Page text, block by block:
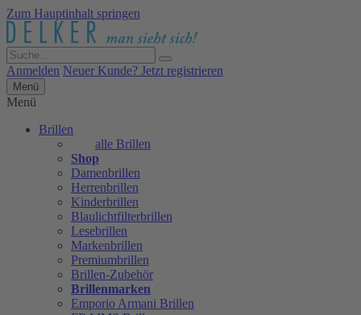
Zum Hauptinhalt springen
Anmelden Neuer Kunde? Jetzt registrieren
Menü
Menü
Brillen
alle Brillen
Shop
Damenbrillen
Herrenbrillen
Kinderbrillen
Blaulichtfilterbrillen
Lesebrillen
Markenbrillen
Premiumbrillen
Brillen-Zubehör
Brillenmarken
Emporio Armani Brillen